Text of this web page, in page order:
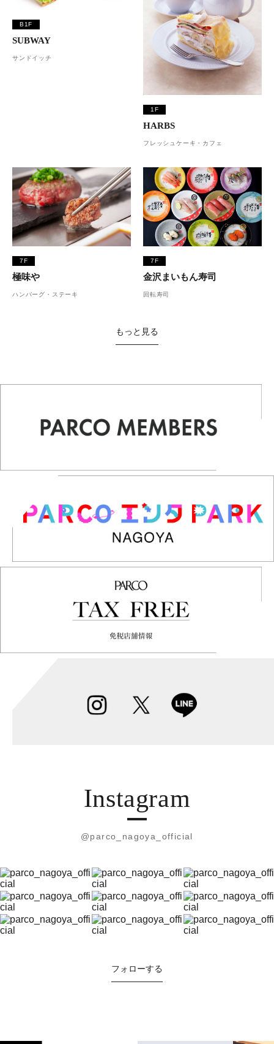
B1F
SUBWAY
サンドイッチ
1F
HARBS
フレッシュケーキ・カフェ
7F
極味や
ハンバーグ・ステーキ
7F
金沢まいもん寿司
回転寿司
もっと見る
Instagram
@parco_nagoya_official
フォローする